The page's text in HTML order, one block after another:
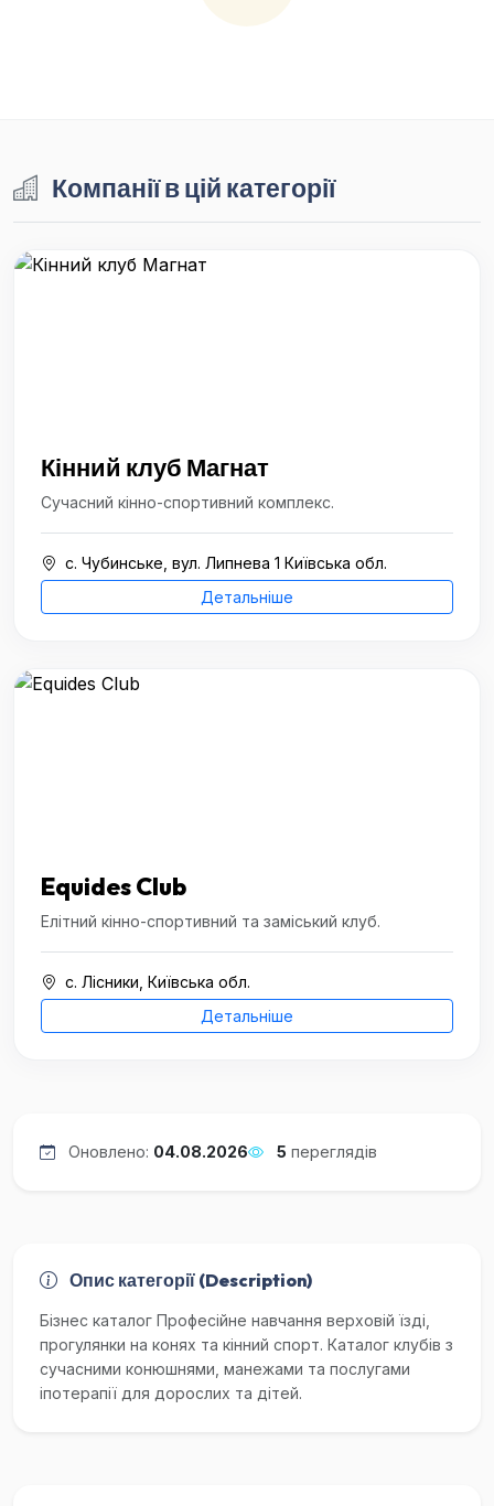
Компанії в цій категорії
Кінний клуб Магнат
Сучасний кінно-спортивний комплекс.
с. Чубинське, вул. Липнева 1 Київська обл.
Детальніше
Equides Club
Елітний кінно-спортивний та заміський клуб.
с. Лісники, Київська обл.
Детальніше
Оновлено: 04.08.2026 5 переглядів
Опис категорії (Description)
Бізнес каталог Професійне навчання верховій їзді,
прогулянки на конях та кінний спорт. Каталог клубів з
сучасними конюшнями, манежами та послугами
іпотерапії для дорослих та дітей.